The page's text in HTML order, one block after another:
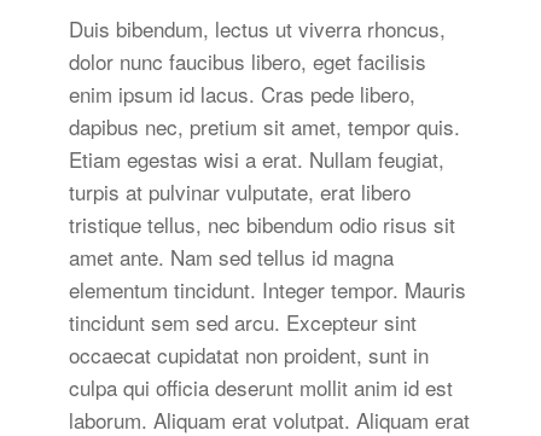
Duis bibendum, lectus ut viverra rhoncus,
dolor nunc faucibus libero, eget facilisis
enim ipsum id lacus. Cras pede libero,
dapibus nec, pretium sit amet, tempor quis.
Etiam egestas wisi a erat. Nullam feugiat,
turpis at pulvinar vulputate, erat libero
tristique tellus, nec bibendum odio risus sit
amet ante. Nam sed tellus id magna
elementum tincidunt. Integer tempor. Mauris
tincidunt sem sed arcu. Excepteur sint
occaecat cupidatat non proident, sunt in
culpa qui officia deserunt mollit anim id est
laborum. Aliquam erat volutpat. Aliquam erat